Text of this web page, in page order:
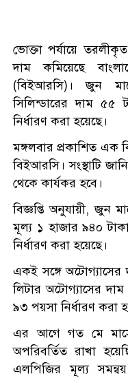
ভোক্তা পর্যায়ে
দাম কমিয়েছে
(বিইআরসি)। জুন
সিলিন্ডারের দাম ৫৫
নির্ধারণ করা হয়েছে।
মঙ্গলবার প্রকাশিত এক
বিইআরসি। সংস্থাটি
থেকে কার্যকর হবে।
বিজ্ঞপ্তি অনুযায়ী, জুন
মূল্য ১ হাজার ৯৪০
নির্ধারণ করা হয়েছে।
একই সঙ্গে অটোগ্যাসের
লিটার অটোগ্যাসের
৯৩ পয়সা নির্ধারণ করা
এর আগে গত মে
অপরিবর্তিত রাখা
এলপিজির মূল্য